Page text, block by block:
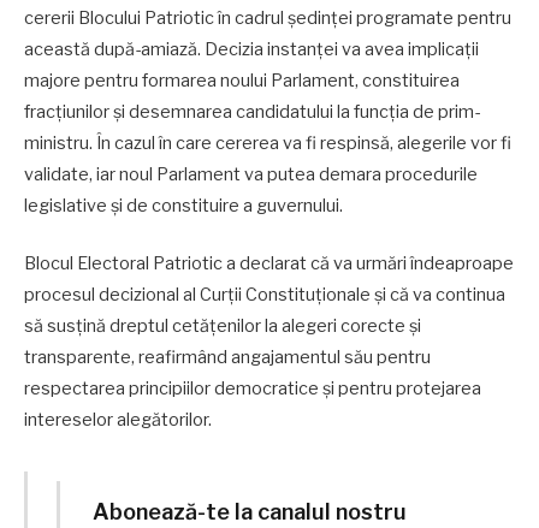
cererii Blocului Patriotic în cadrul ședinței programate pentru
această după-amiază. Decizia instanței va avea implicații
majore pentru formarea noului Parlament, constituirea
fracțiunilor și desemnarea candidatului la funcția de prim-
ministru. În cazul în care cererea va fi respinsă, alegerile vor fi
validate, iar noul Parlament va putea demara procedurile
legislative și de constituire a guvernului.
Blocul Electoral Patriotic a declarat că va urmări îndeaproape
procesul decizional al Curții Constituționale și că va continua
să susțină dreptul cetățenilor la alegeri corecte și
transparente, reafirmând angajamentul său pentru
respectarea principiilor democratice și pentru protejarea
intereselor alegătorilor.
Abonează-te la canalul nostru